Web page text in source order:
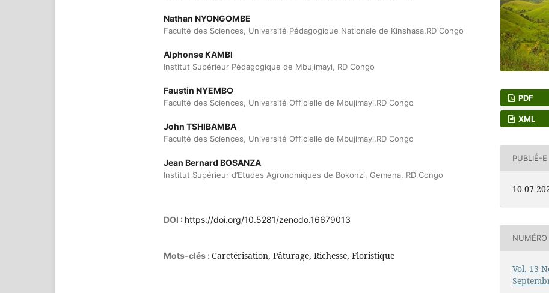
Nathan NYONGOMBE
Faculté des Sciences, Université Pédagogique Nationale de Kinshasa,RD Congo
Alphonse KAMBI
Institut Supérieur Pédagogique de Mbujimayi, RD Congo
Faustin NYEMBO
Faculté des Sciences, Université Officielle de Mbujimayi,RD Congo
John TSHIBAMBA
Faculté des Sciences, Université Officielle de Mbujimayi,RD Congo
Jean Bernard BOSANZA
Institut Supérieur d’Etudes Agronomiques de Bokonzi, Gemena, RD Congo
DOI : https://doi.org/10.5281/zenodo.16679013
Mots-clés : Carctérisation, Pâturage, Richesse, Floristique
PDF
XML
PUBLIÉ-E
10-07-
NUMÉRO
Vol. 13